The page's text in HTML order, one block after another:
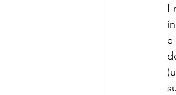
I
e